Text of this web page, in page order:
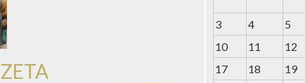
3
4 5
10
11 12
17
18 19